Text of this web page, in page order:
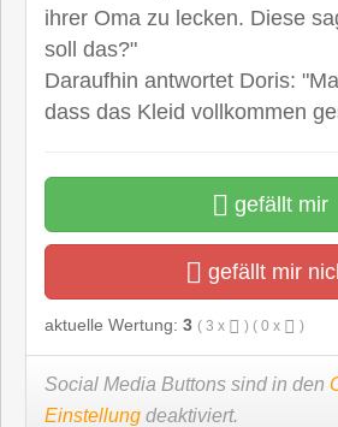
ihrer Oma zu lecken. Diese
soll das?"
Daraufhin antwortet Doris:
dass das Kleid vollkommen
gefällt mir
gefällt mir
aktuelle Wertung: 3 ( 3 x ) ( 0 x )
Social Media Buttons sind in den
Einstellung deaktiviert.